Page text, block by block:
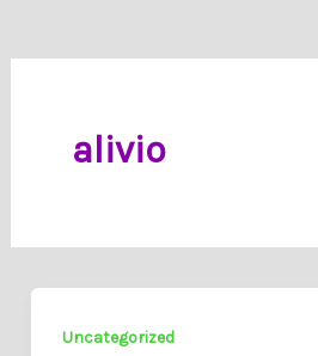
alivio
Uncategorized